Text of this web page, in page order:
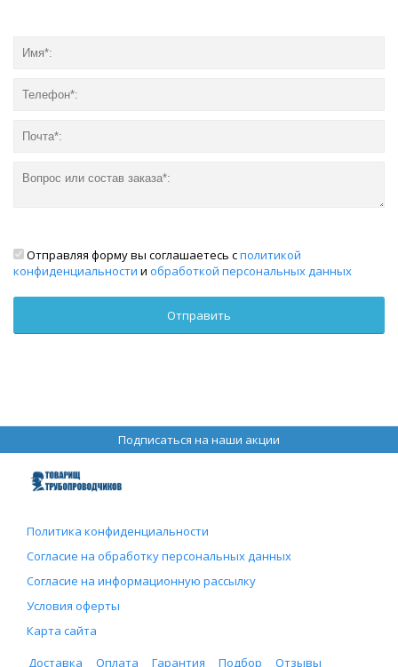
Отправляя форму вы соглашаетесь сполитикой
конфиденциальности и обработкой персональных данных
Подписаться на наши акции
Политика конфиденциальности
Согласие на обработку персональных данных
Согласие на информационную рассылку
Условия оферты
Карта сайта
Доставка
Оплата Гарантия Подбор Отзывы